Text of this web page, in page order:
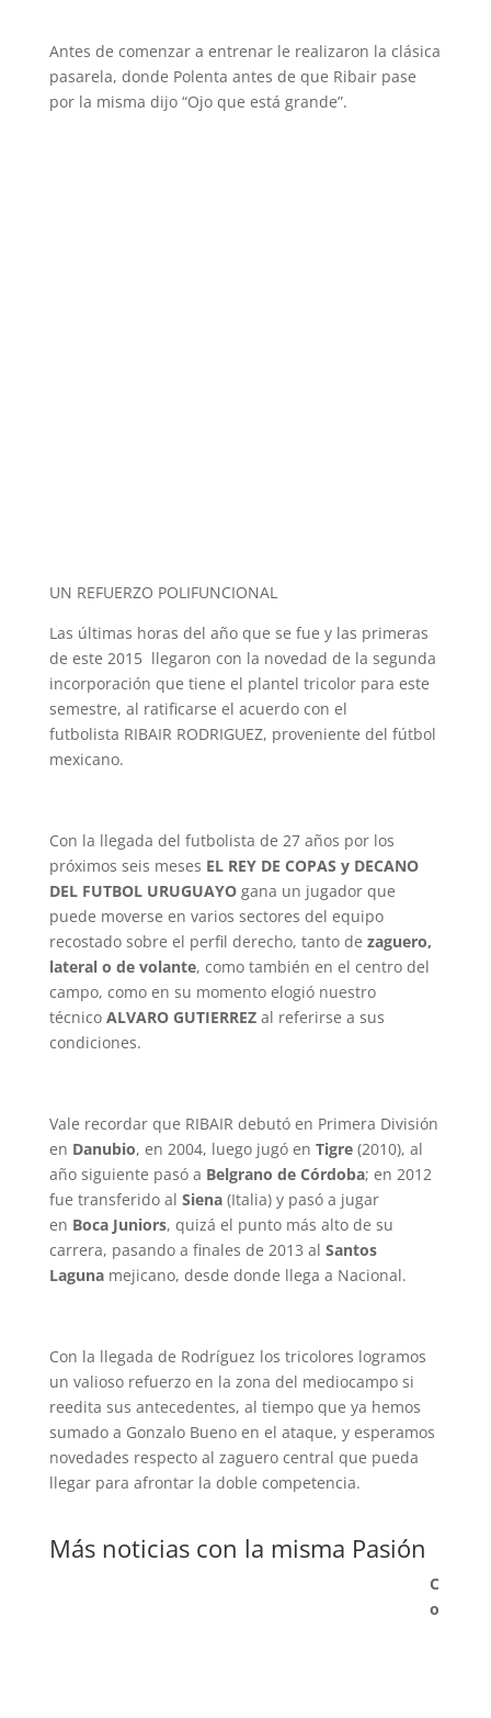
Antes de comenzar a entrenar le realizaron la clásica
pasarela, donde Polenta antes de que Ribair pase
por la misma dijo “Ojo que está grande”.
UN REFUERZO POLIFUNCIONAL
Las últimas horas del año que se fue y las primeras
de este 2015 llegaron con la novedad de la segunda
incorporación que tiene el plantel tricolor para este
semestre, al ratificarse el acuerdo con el
futbolista RIBAIR RODRIGUEZ, proveniente del fútbol
mexicano.
Con la llegada del futbolista de 27 años por los
próximos seis meses EL REY DE COPAS y DECANO
DEL FUTBOL URUGUAYOgana un jugador que
puede moverse en varios sectores del equipo
recostado sobre el perfil derecho, tanto de zaguero,
lateral o de volante, como también en el centro del
campo, como en su momento elogió nuestro
técnico ALVARO GUTIERREZal referirse a sus
condiciones.
Vale recordar que RIBAIR debutó en Primera División
en Danubio, en 2004, luego jugó en Tigre(2010), al
año siguiente pasó a Belgrano de Córdoba; en 2012
fue transferido al Siena(Italia) y pasó a jugar
en Boca Juniors, quizá el punto más alto de su
carrera, pasando a finales de 2013 al Santos
Lagunamejicano, desde donde llega a Nacional.
Con la llegada de Rodríguez los tricolores logramos
un valioso refuerzo en la zona del mediocampo si
reedita sus antecedentes, al tiempo que ya hemos
sumado a Gonzalo Bueno en el ataque, y esperamos
novedades respecto al zaguero central que pueda
llegar para afrontar la doble competencia.
Más noticias con la misma Pasión
C
o